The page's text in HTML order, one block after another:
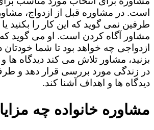
است. در مشاوره قبل از ازدواج،
طرفین نمی گوید که این کار را بکنید
مشاور آگاه کردن است. او می گوید که
ازدواجی چه خواهد بود تا شما
بزنید، مشاور تلاش می کند دیدگاه ها
در زندگی مورد بررسی قرار دهد و
دیدگاه ها و اهداف آشنا کند.
مشاوره خانواده چه